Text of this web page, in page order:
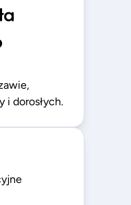
i dorosłych.